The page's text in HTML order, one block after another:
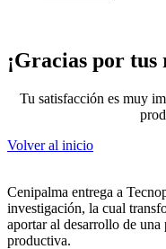
¡Gracias por tus
Tu satisfacción es muy
Volver al inicio
Cenipalma entrega a
investigación, la cual
aportar al desarrollo de
productiva.